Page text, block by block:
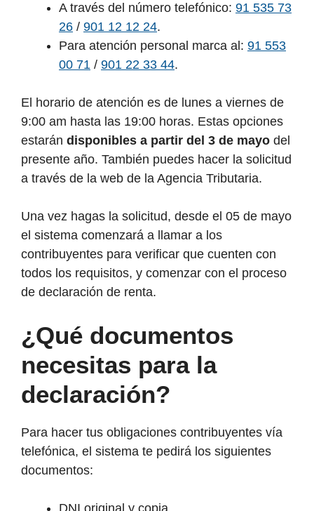
A través del número telefónico: 91 535 73
26 / 901 12 12 24.
Para atención personal marca al: 91 553
00 71 / 901 22 33 44.
El horario de atención es de lunes a viernes de
9:00 am hasta las 19:00 horas. Estas opciones
estarán disponibles a partir del 3 de mayo del
presente año. También puedes hacer la solicitud
a través de la web de la Agencia Tributaria.
Una vez hagas la solicitud, desde el 05 de mayo
el sistema comenzará a llamar a los
contribuyentes para verificar que cuenten con
todos los requisitos, y comenzar con el proceso
de declaración de renta.
¿Qué documentos
necesitas para la
declaración?
Para hacer tus obligaciones contribuyentes vía
telefónica, el sistema te pedirá los siguientes
documentos: